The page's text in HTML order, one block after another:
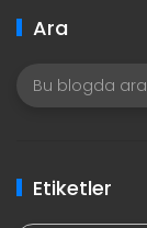
Ara
Etiketler